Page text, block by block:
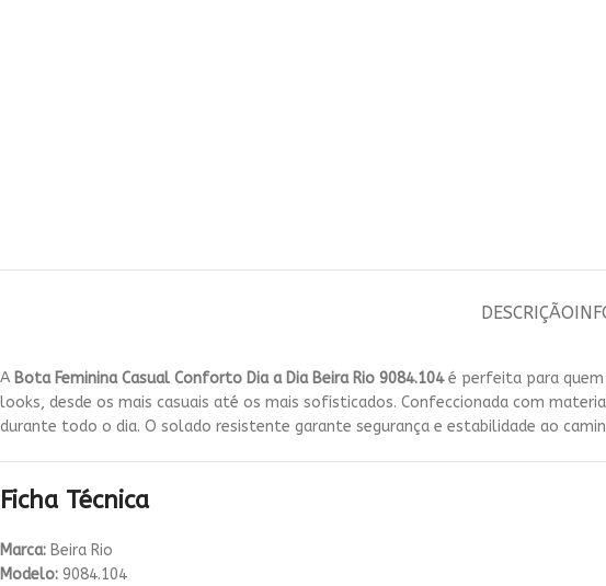
DESCRIÇÃO
A Bota Feminina Casual Conforto Dia a Dia Beira Rio 9084.104é perfeita para quem
looks, desde os mais casuais até os mais sofisticados. Confeccionada com
durante todo o dia. O solado resistente garante segurança e estabilidade ao
Ficha Técnica
Marca: Beira Rio
Modelo: 9084.104